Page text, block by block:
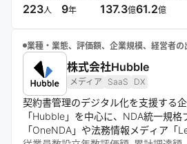
機能開発とサポート体制の充実に注力
223人 9年 137.3億61.2億
業種・業態、評価額、企業規模、経営者
株式会社Hubble
メディア SaaS DX
契約書管理のデジタル化を支援する
「Hubble」を中心に、NDA統一規格
「OneNDA」や法務情報メディア「